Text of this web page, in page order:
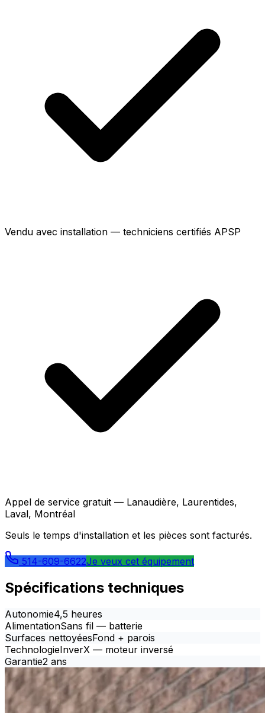
Vendu avec installation — techniciens certifiés APSP
Appel de service gratuit — Lanaudière, Laurentides,
Laval, Montréal
Seuls le temps d'installation et les pièces sont facturés.
514-609-6622Je veux cet équipement
Spécifications techniques
Autonomie4,5 heures
AlimentationSans fil — batterie
Surfaces nettoyéesFond + parois
TechnologieInverX — moteur inversé
Garantie2 ans